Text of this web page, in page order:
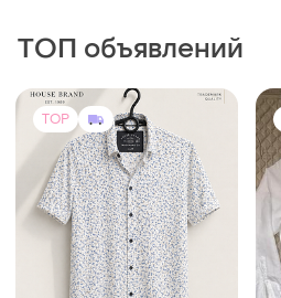
ТОП объявлений
TOP